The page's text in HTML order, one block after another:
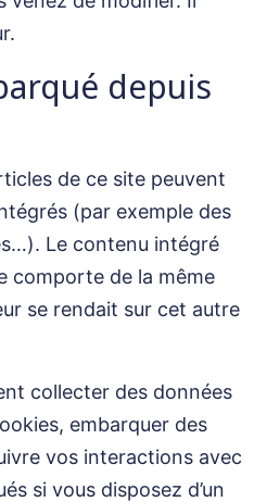
depuis
de ce site peuvent
(par exemple des
Le contenu intégré
comporte de la même
se rendait sur cet autre
collecter des données
embarquer des
vos interactions avec
si vous disposez d’un